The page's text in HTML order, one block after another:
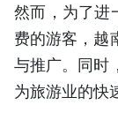
然而，为了进
费的游客，越
与推广。同时
为旅游业的快